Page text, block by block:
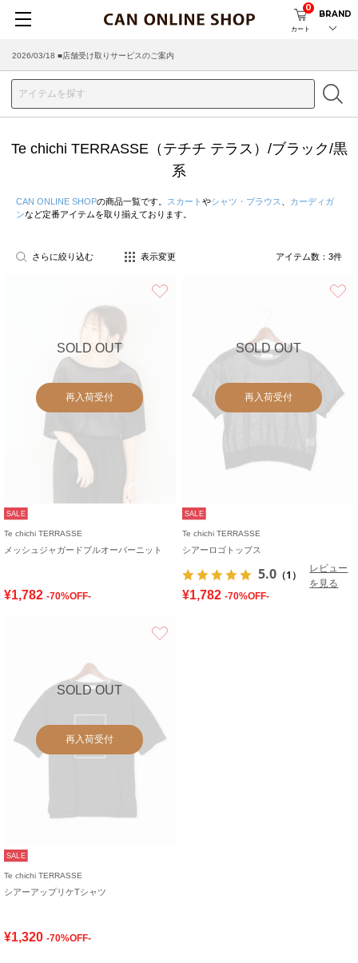
カート
0
BRAND
2026/03/18 ■店舗受け取りサービスのご案内
Te chichi TERRASSE（テチチ テラス）/ブラック/黒
系
CAN ONLINE SHOPの商品一覧です。 スカート やシャツ・ブラウス
カーディガ
ンなど定番アイテムを取り揃えております。
さらに絞り込む 表示変更 アイテム数： 3件
SOLD OUT
再入荷受付
SALE
Te chichi TERRASSE
メッシュジャガードプルオーバーニット
¥1,782 -70%OFF-
SOLD OUT
再入荷受付
SALE
Te chichi TERRASSE
シアーロゴトップス
5.0 （1）
レビュー
を見る
¥1,782 -70%OFF-
SOLD OUT
再入荷受付
SALE
Te chichi TERRASSE
シアーアップリケTシャツ
¥1,320 -70%OFF-